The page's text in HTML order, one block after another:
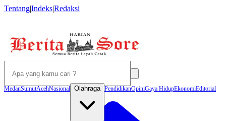
Tentang|Indeks|Redaksi
MedanSumutAcehNasional Olahraga PendidikanOpiniGaya HidupEkonomiEditorial